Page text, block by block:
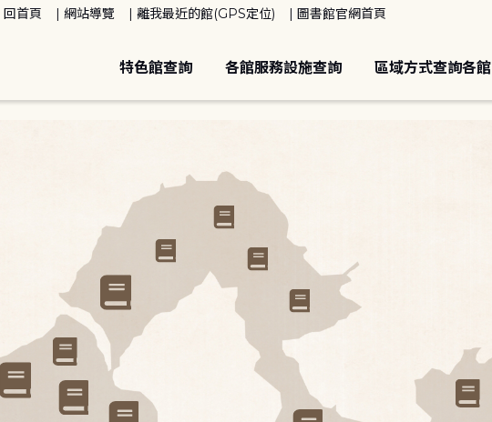
回首頁 網站導覽 離我最近的館(GPS定位) 圖書館官網首頁
特色館查詢 各館服務設施查詢 區域方式查詢各館